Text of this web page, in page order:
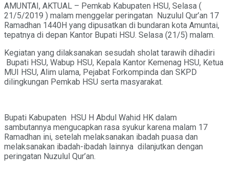
AMUNTAI, AKTUAL – Pemkab Kabupaten HSU, Selasa (
21/5/2019 ) malam menggelar peringatan Nuzulul Qur’an 17
Ramadhan 1440H yang dipusatkan di bundaran kota Amuntai,
tepatnya di depan Kantor Bupati HSU. Selasa (21/5) malam.
Kegiatan yang dilaksanakan sesudah sholat tarawih dihadiri
Bupati HSU, Wabup HSU, Kepala Kantor Kemenag HSU, Ketua
MUI HSU, Alim ulama, Pejabat Forkompinda dan SKPD
dilingkungan Pemkab HSU serta masyarakat.
Bupati Kabupaten HSU H Abdul Wahid HK dalam
sambutannya mengucapkan rasa syukur karena malam 17
Ramadhan ini, setelah melaksanakan ibadah puasa dan
melaksanakan ibadah-ibadah lainnya dilanjutkan dengan
peringatan Nuzulul Qur’an.